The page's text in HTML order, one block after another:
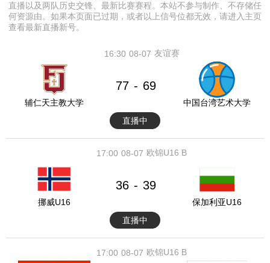
直播以及两队历史交锋、最新比赛赛程。本站不参与制作、不存储任
何资源由。如果本页面已过期，或者以上信号位都无效，请进入主页
查看最新直播新号。
08-07
16:30 友谊赛
辅仁天主教大学
77 - 69
中国台湾艺术大学
直播中
08-07
17:00 欧锦U16 B
挪威U16
36 - 39
保加利亚U16
直播中
08-07
17:00 欧锦U16 B